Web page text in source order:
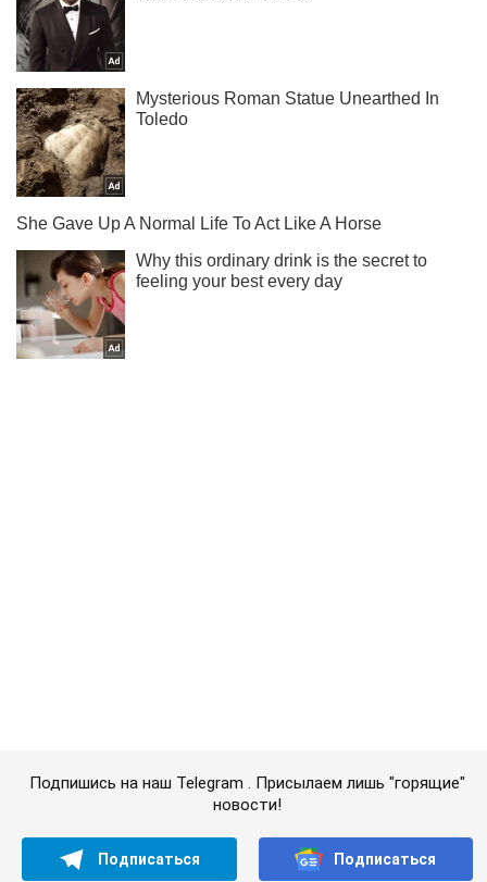
Значительные штрафы и специальные